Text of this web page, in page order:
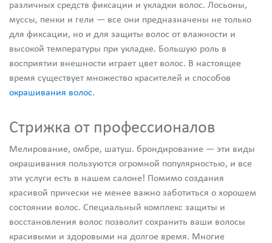
различных средств фиксации и укладки волос. Лосьоны,
муссы, пенки и гели — все они предназначены не только
для фиксации, но и для защиты волос от влажности и
высокой температуры при укладке. Большую роль в
восприятии внешности играет цвет волос. В настоящее
время существует множество красителей и способов
окрашивания волос.
Стрижка от профессионалов
Мелирование, омбре, шатуш. брондирование — эти виды
окрашивания пользуются огромной популярностью, и все
эти услуги есть в нашем салоне! Помимо создания
красивой прически не менее важно заботиться о хорошем
состоянии волос. Специальный комплекс защиты и
восстановления волос позволит сохранить ваши волосы
красивыми и здоровыми на долгое время. Многие